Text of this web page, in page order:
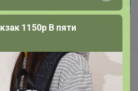
1150р В пяти